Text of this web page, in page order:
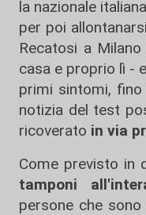
la nazionale
per poi
Recatosi a
casa e proprio lì -
primi sintomi,
notizia del test
ricoverato in via
Come previsto in
tamponi
persone che